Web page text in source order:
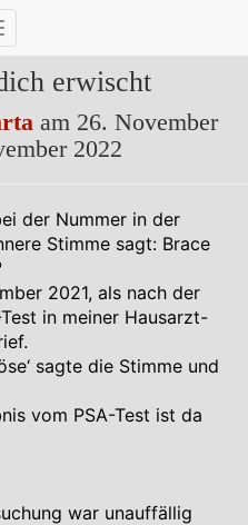
umschaltenerwischt
am 26. November
2022
der Nummer in der
Stimme sagt: Brace
2021, als nach der
in meiner Hausarzt-
sagte die Stimme und
vom PSA-Test ist da
war unauffällig